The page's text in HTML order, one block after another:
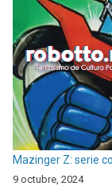
Mazinger Z: serie
9 octubre, 2024